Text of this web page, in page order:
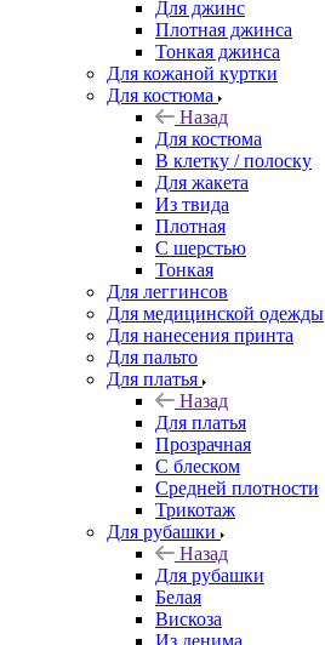
Для джинс
Плотная джинса
Тонкая джинса
Для кожаной куртки
Для костюма
Назад
Для костюма
В клетку / полоску
Для жакета
Из твида
Плотная
С шерстью
Тонкая
Для леггинсов
Для медицинской одежды
Для нанесения принта
Для пальто
Для платья
Назад
Для платья
Прозрачная
С блеском
Средней плотности
Трикотаж
Для рубашки
Назад
Для рубашки
Белая
Вискоза
Из денима